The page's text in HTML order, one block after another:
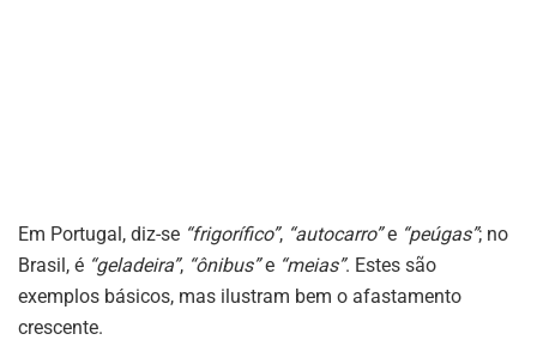
Em Portugal, diz-se “frigorífico”, “autocarro”e “peúgas”; no
Brasil, é “geladeira”, “ônibus”e “meias”. Estes são
exemplos básicos, mas ilustram bem o afastamento
crescente.